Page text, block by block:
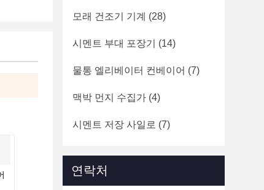
모래 건조기 기계 (28)
시멘트 부대 포장기 (14)
물통 엘리베이터 컨베이어 (7)
맥박 먼지 수집가 (4)
시멘트 저장 사일로 (7)
연락처